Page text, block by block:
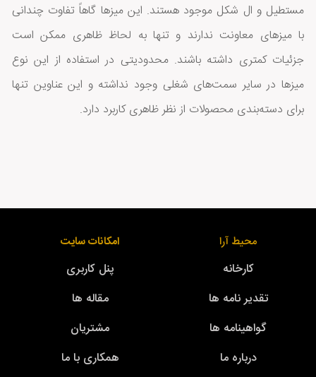
مستطیل و ال شکل موجود هستند. این میزها گاهاً تفاوت چندانی
با میزهای معاونت ندارند و تنها به لحاظ ظاهری ممکن است
جزئیات کمتری داشته باشند. محدودیتی در استفاده از این نوع
میزها در سایر سمت‌های شغلی وجود نداشته و این عناوین تنها
برای دسته‌بندی محصولات از نظر ظاهری کاربرد دارد.
محیط آرا
کارخانه
تقدیر نامه ها
گواهینامه ها
درباره ما
امکانات سایت
پنل کاربری
مقاله ها
مشتریان
همکاری با ما